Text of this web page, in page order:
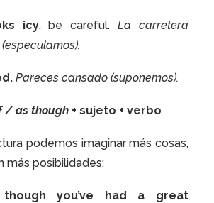
icy, be careful.La carretera
Pareces cansado (suponemos).
/ as though + sujeto + verbo
podemos imaginar más cosas,
más posibilidades:
you’ve had a great